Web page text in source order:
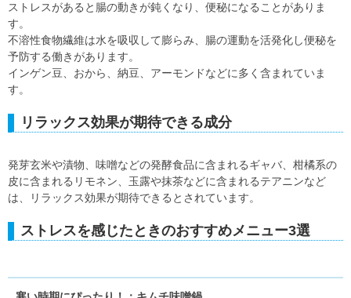
ストレスがあると腸の動きが鈍くなり、便秘になることがありま
す。
不溶性食物繊維は水を吸収して膨らみ、腸の運動を活発化し便秘を
予防する働きがあります。
インゲン豆、おから、納豆、アーモンドなどに多く含まれていま
す。
リラックス効果が期待できる成分
発芽玄米や漬物、味噌などの発酵食品に含まれるギャバ、柑橘系の
皮に含まれるリモネン、玉露や抹茶などに含まれるテアニンなど
は、リラックス効果が期待できるとされています。
ストレスを感じたときのおすすめメニュー3選